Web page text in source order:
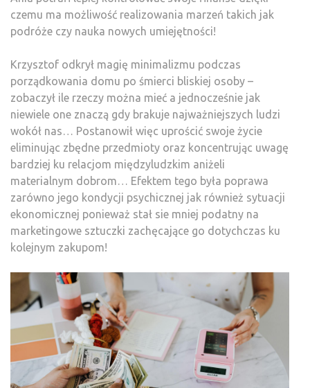
czemu ma możliwość realizowania marzeń takich jak
podróże czy nauka nowych umiejętności!
Krzysztof odkrył magię minimalizmu podczas
porządkowania domu po śmierci bliskiej osoby –
zobaczył ile rzeczy można mieć a jednocześnie jak
niewiele one znaczą gdy brakuje najważniejszych ludzi
wokół nas… Postanowił więc uprościć swoje życie
eliminując zbędne przedmioty oraz koncentrując uwagę
bardziej ku relacjom międzyludzkim aniżeli
materialnym dobrom… Efektem tego była poprawa
zarówno jego kondycji psychicznej jak również sytuacji
ekonomicznej ponieważ stał sie mniej podatny na
marketingowe sztuczki zachęcające go dotychczas ku
kolejnym zakupom!